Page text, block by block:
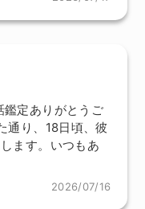
鑑定ありがとうご
通り、18日頃、彼
ます。いつもあ
2026/07/16